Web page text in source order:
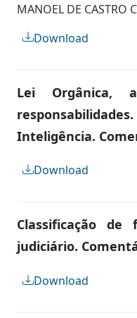
MANOEL DE CASTRO
Download
Lei Orgânica,
Inteligência.
Download
Classificação de
judiciário.
Download